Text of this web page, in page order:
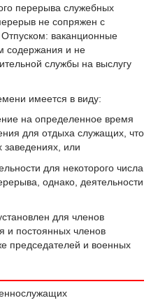
перерыва служебных
не сопряжен с
ваканционные
содержания и не
службы на выслугу
имеется в виду:
на определенное время
для отдыха служащих, что
заведениях, или
для некоторого числа
однако, деятельности
для членов
и постоянных членов
председателей и военных